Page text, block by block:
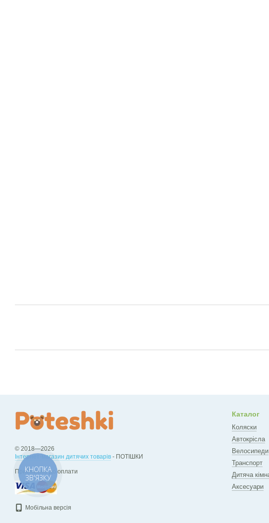
© 2018—2026
Інтернет-магазин дитячих товарів - ПОТІШКИ
Приймаємо до оплати
Мобільна версія
Каталог
Коляски
Автокрісла
Велосипеди
Транспорт
Дитяча
Аксесуари
КНОПКА
ЗВ'ЯЗКУ